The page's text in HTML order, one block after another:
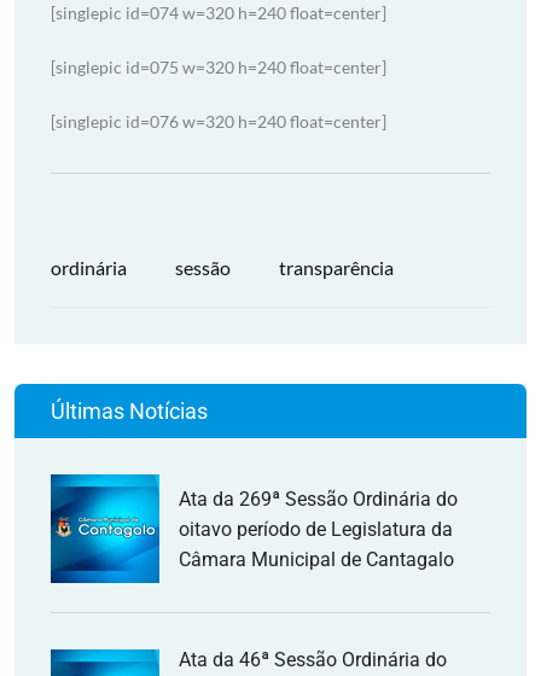
[singlepic id=074 w=320 h=240 float=center]
[singlepic id=075 w=320 h=240 float=center]
[singlepic id=076 w=320 h=240 float=center]
ordinária sessão transparência
Últimas Notícias
Ata da 269ª Sessão Ordinária do
oitavo período de Legislatura da
Câmara Municipal de Cantagalo
Ata da 46ª Sessão Ordinária do